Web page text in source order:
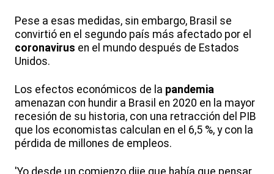
Pese a esas medidas, sin embargo, Brasil se
convirtió en el segundo país más afectado por el
coronavirus en el mundo después de Estados
Unidos.
Los efectos económicos de la pandemia
amenazan con hundir a Brasil en 2020 en la mayor
recesión de su historia, con una retracción del PIB
que los economistas calculan en el 6,5 %, y con la
pérdida de millones de empleos.